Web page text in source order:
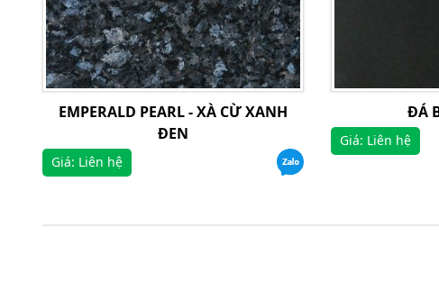
EMPERALD PEARL - XÀ CỪ XANH
ĐEN
Giá: Liên hệ
ĐÁ
Giá: Liên hệ